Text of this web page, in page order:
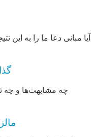
آیا مبانی دعا ما را به این
چه مشابهت‌ها و چه